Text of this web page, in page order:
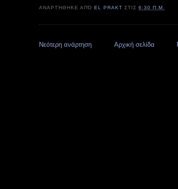
ΑΝΑΡΤΉΘΗΚΕ ΑΠΌEL PRAKT ΣΤΙΣ6:30 Π.Μ.
Νεότερη ανάρτηση Αρχική σελίδα